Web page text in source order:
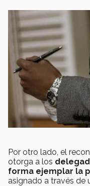
Por otro lado, el
otorga a los
forma ejemplar la
asignado a través de